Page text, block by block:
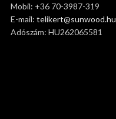
Mobil: +36 70-3987-319
E-mail:telikert@sunwood.hu
Adószám: HU262065581